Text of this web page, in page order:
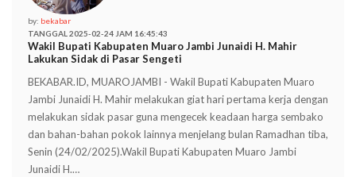
by: bekabar
TANGGAL 2025-02-24 JAM 16:45:43
Wakil Bupati Kabupaten Muaro Jambi Junaidi H. Mahir
Lakukan Sidak di Pasar Sengeti
BEKABAR.ID, MUAROJAMBI - Wakil Bupati Kabupaten Muaro
Jambi Junaidi H. Mahir melakukan giat hari pertama kerja dengan
melakukan sidak pasar guna mengecek keadaan harga sembako
dan bahan-bahan pokok lainnya menjelang bulan Ramadhan tiba,
Senin (24/02/2025).Wakil Bupati Kabupaten Muaro Jambi
Junaidi H.…